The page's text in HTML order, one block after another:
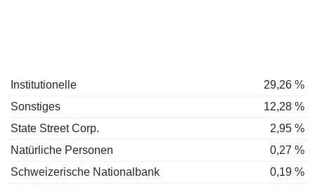
Institutionelle
29,26 %
Sonstiges
12,28 %
State Street Corp.
2,95 %
Natürliche Personen
0,27 %
Schweizerische Nationalbank
0,19 %